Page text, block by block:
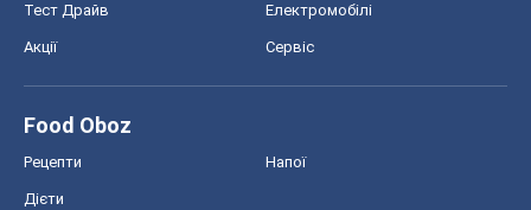
Тест Драйв Електромобілі
Акції Сервіс
Food Oboz
Рецепти Напої
Дієти